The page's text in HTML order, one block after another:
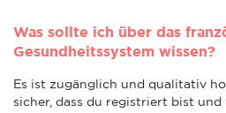
Was sollte ich über das
Gesundheitssystem wissen?
Es ist zugänglich und qualitativ
sicher, dass du registriert bist